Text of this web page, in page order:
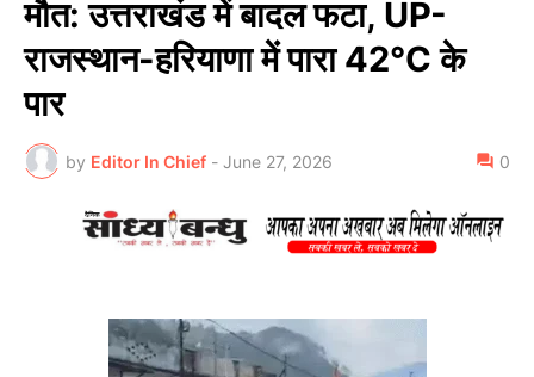
मौत: उत्तराखंड में बादल फटा, UP-
राजस्थान-हरियाणा में पारा 42°C के
पार
by Editor In Chief - June 27, 2026 0